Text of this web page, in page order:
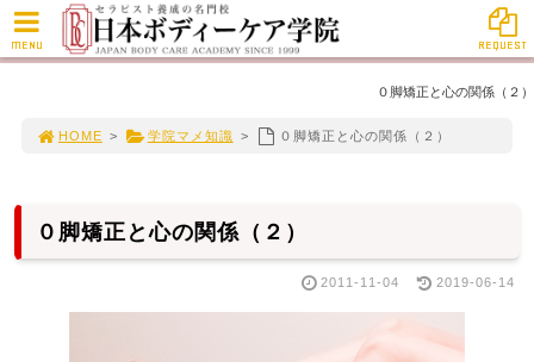
０脚矯正と心の関係（２）
HOME > 学院マメ知識 > ０脚矯正と心の関係（２）
０脚矯正と心の関係（２）
2011-11-04 2019-06-14
MENU REQUEST